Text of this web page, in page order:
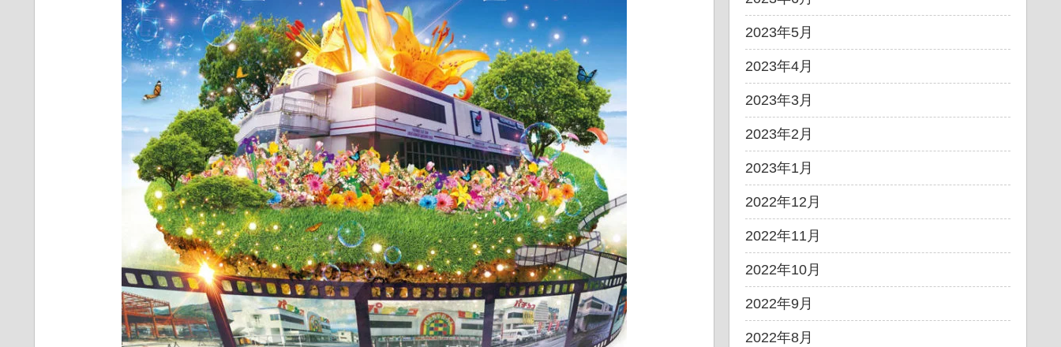
2023年5月
2023年4月
2023年3月
2023年2月
2023年1月
2022年12月
2022年11月
2022年10月
2022年9月
2022年8月